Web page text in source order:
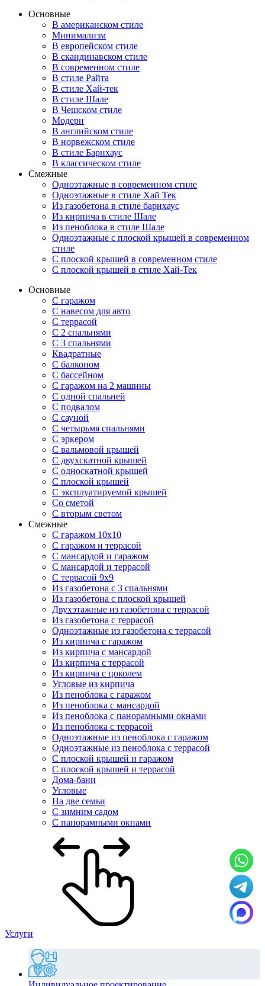
Основные
В американском стиле
Минимализм
В европейском стиле
В скандинавском стиле
В современном стиле
В стиле Райта
В стиле Хай-тек
В стиле Шале
В Чешском стиле
Модерн
В английском стиле
В норвежском стиле
В стиле Барнхаус
В классическом стиле
Смежные
Одноэтажные в современном стиле
Одноэтажные в стиле Хай Тек
Из газобетона в стиле барнхаус
Из кирпича в стиле Шале
Из пеноблока в стиле Шале
Одноэтажные с плоской крышей в современном
стиле
С плоской крышей в современном стиле
С плоской крышей в стиле Хай-Тек
Основные
С гаражом
С навесом для авто
С террасой
С 2 спальнями
С 3 спальнями
Квадратные
С балконом
С бассейном
С гаражом на 2 машины
С одной спальней
С подвалом
С сауной
С четырьмя спальнями
С эркером
С вальмовой крышей
С двухскатной крышей
С односкатной крышей
С плоской крышей
С эксплуатируемой крышей
Со сметой
С вторым светом
Смежные
С гаражом 10х10
С гаражом и террасой
С мансардой и гаражом
С мансардой и террасой
С террасой 9х9
Из газобетона с 3 спальнями
Из газобетона с плоской крышей
Двухэтажные из газобетона с террасой
Из газобетона с террасой
Одноэтажные из газобетона с террасой
Из кирпича с гаражом
Из кирпича с мансардой
Из кирпича с террасой
Из кирпича с цоколем
Угловые из кирпича
Из пеноблока с гаражом
Из пеноблока с мансардой
Из пеноблока с панорамными окнами
Из пеноблока с террасой
Одноэтажные из пеноблока с гаражом
Одноэтажные из пеноблока с террасой
С плоской крышей и гаражом
С плоской крышей и террасой
Дома-бани
Угловые
На две семьи
С зимним садом
С панорамными окнами
Услуги